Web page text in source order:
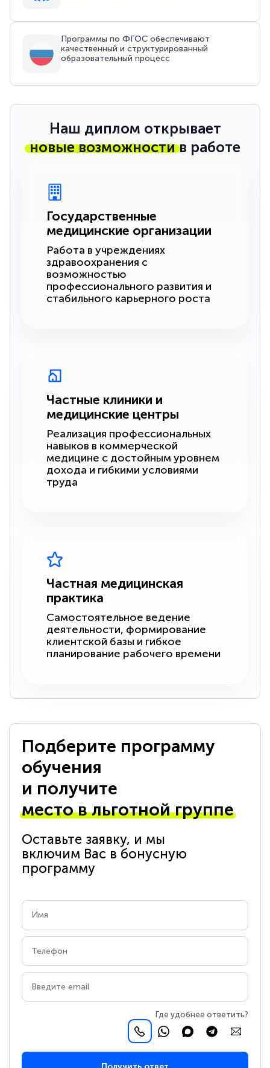
Программы по ФГОС обеспечивают
качественный и структурированный
образовательный процесс
Наш диплом открывает
новые возможностив работе
Государственные
медицинские организации
Работа в учреждениях
здравоохранения с
возможностью
профессионального развития и
стабильного карьерного роста
Частные клиники и
медицинские центры
Реализация профессиональных
навыков в коммерческой
медицине с достойным уровнем
дохода и гибкими условиями
труда
Частная медицинская
практика
Самостоятельное ведение
деятельности, формирование
клиентской базы и гибкое
планирование рабочего времени
Подберите программу
обучения
и получите
место в льготной группе
Оставьте заявку, и мы
включим Вас в бонусную
программу
Где удобнее ответить?